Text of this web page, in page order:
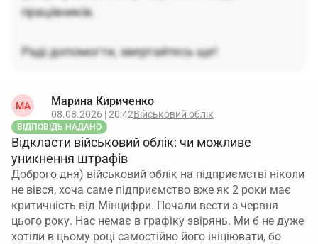
працівників.
Раді допомогти, звертайтесь ще!
МА Марина Кириченко
08.08.2026 | 20:42Військовий облік
ВІДПОВІДЬ НАДАНО
Відкласти військовий облік: чи можливе
уникнення штрафів
Доброго дня) військовий облік на підприємстві ніколи
не вівся, хоча саме підприємство вже як 2 роки має
критичність від Мінцифри. Почали вести з червня
цього року. Нас немає в графіку звірянь. Ми б не дуже
хотіли в цьому році самостійно його ініціювати, бо